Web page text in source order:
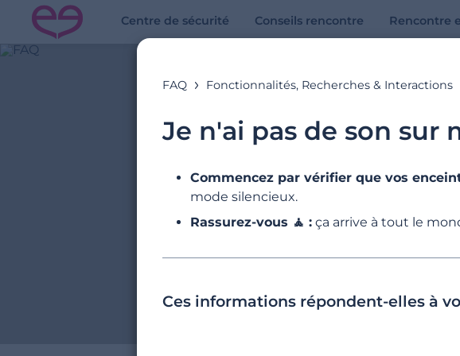
Centre de sécurité Conseils rencontre Rencontre
FAQ Fonctionnalités, Recherches & Interactions
Je n'ai pas de son sur
Commencez par vérifier que vos
mode silencieux.
Rassurez-vous 🧘 : ça arrive à tout le
Ces informations répondent-elles à